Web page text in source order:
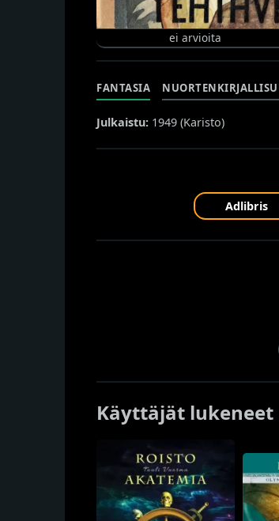
ei arvioita
FANTASIA
Julkaistu: 1949 (Karisto)
Adlibris
Käyttäjät lukeneet